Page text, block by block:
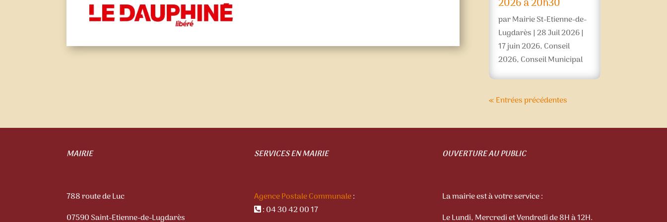
2026 à 20h30
parMairie St-Etienne-de-
Lugdarès|28 Juil 2026|
17 juin 2026, Conseil
2026, Conseil Municipal
« Entrées précédentes
MAIRIE
788 route de Luc
07590 Saint-Etienne-de-Lugdarès
SERVICES EN MAIRIE
Agence Postale Communale:
: 04 30 42 00 17
OUVERTURE AU PUBLIC
La mairie est à votre service :
Le Lundi, Mercredi et Vendredi de 8H à 12H.